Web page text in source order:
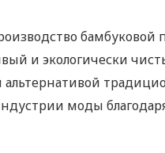
бамбуковой
и экологически
альтернативой
моды